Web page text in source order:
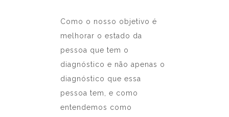
Como o nosso objetivo é
melhorar o estado da
pessoa que tem o
diagnóstico e não apenas o
diagnóstico que essa
pessoa tem, e como
entendemos como